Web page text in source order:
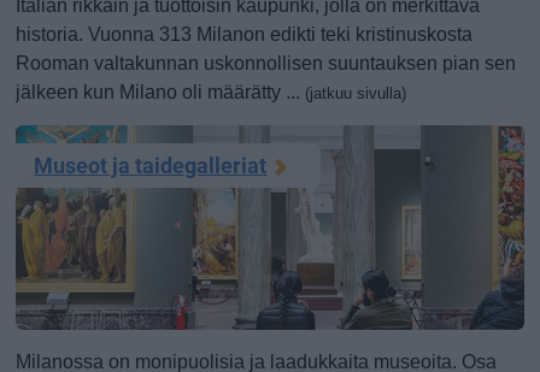
Italian rikkain ja tuottoisin kaupunki, jolla on merkittävä
historia. Vuonna 313 Milanon edikti teki kristinuskosta
Rooman valtakunnan uskonnollisen suuntauksen pian sen
jälkeen kun Milano oli määrätty ... (jatkuu sivulla)
Museot ja taidegalleriat
Milanossa on monipuolisia ja laadukkaita museoita. Osa